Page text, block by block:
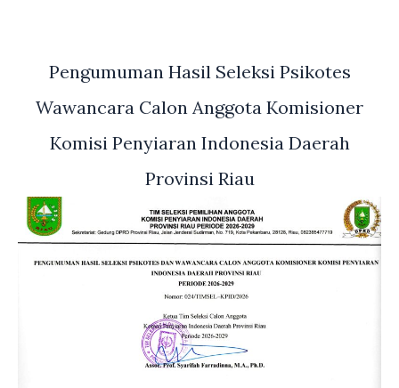
Pengumuman Hasil Seleksi Psikotes
Wawancara Calon Anggota Komisioner
Komisi Penyiaran Indonesia Daerah
Provinsi Riau